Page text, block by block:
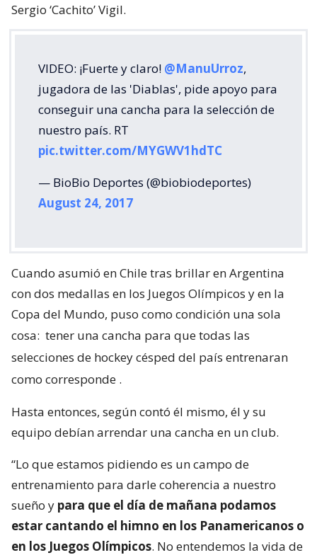
Sergio ‘Cachito’ Vigil.
VIDEO: ¡Fuerte y claro! @ManuUrroz,
jugadora de las 'Diablas', pide apoyo para
conseguir una cancha para la selección de
nuestro país. RT
pic.twitter.com/MYGWV1hdTC
— BioBio Deportes (@biobiodeportes)
August 24, 2017
Cuando asumió en Chile tras brillar en Argentina
con dos medallas en los Juegos Olímpicos y en la
Copa del Mundo, puso como condición una sola
cosa: tener una cancha para que todas las
selecciones de hockey césped del país entrenaran
como corresponde .
Hasta entonces, según contó él mismo, él y su
equipo debían arrendar una cancha en un club.
“Lo que estamos pidiendo es un campo de
entrenamiento para darle coherencia a nuestro
sueño y para que el día de mañana podamos
estar cantando el himno en los Panamericanos o
en los Juegos Olímpicos. No entendemos la vida de